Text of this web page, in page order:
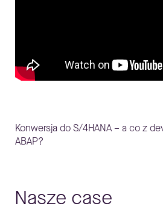
Konwersja do S/4HANA – a co z
ABAP?
Nasze case